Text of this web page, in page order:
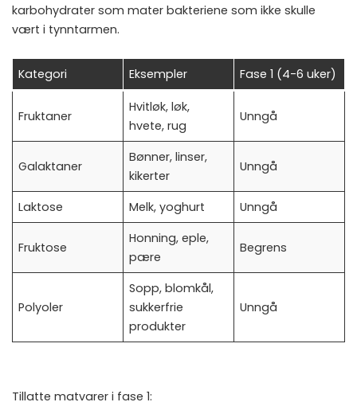
karbohydrater som mater bakteriene som ikke skulle
vært i tynntarmen.
Kategori Eksempler Fase 1 (4-6 uker)
Fruktaner
Hvitløk, løk,
hvete, rug
Unngå
Galaktaner
Bønner, linser,
kikerter
Unngå
Laktose Melk, yoghurt Unngå
Fruktose
Honning, eple,
pære
Begrens
Polyoler
Sopp, blomkål,
sukkerfrie
produkter
Unngå
Tillatte matvarer i fase 1: